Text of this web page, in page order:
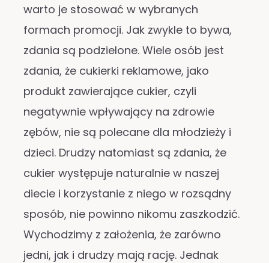
warto je stosować w wybranych
formach promocji. Jak zwykle to bywa,
zdania są podzielone. Wiele osób jest
zdania, że cukierki reklamowe, jako
produkt zawierające cukier, czyli
negatywnie wpływający na zdrowie
zębów, nie są polecane dla młodzieży i
dzieci. Drudzy natomiast są zdania, że
cukier występuje naturalnie w naszej
diecie i korzystanie z niego w rozsądny
sposób, nie powinno nikomu zaszkodzić.
Wychodzimy z założenia, że zarówno
jedni, jak i drudzy mają rację. Jednak